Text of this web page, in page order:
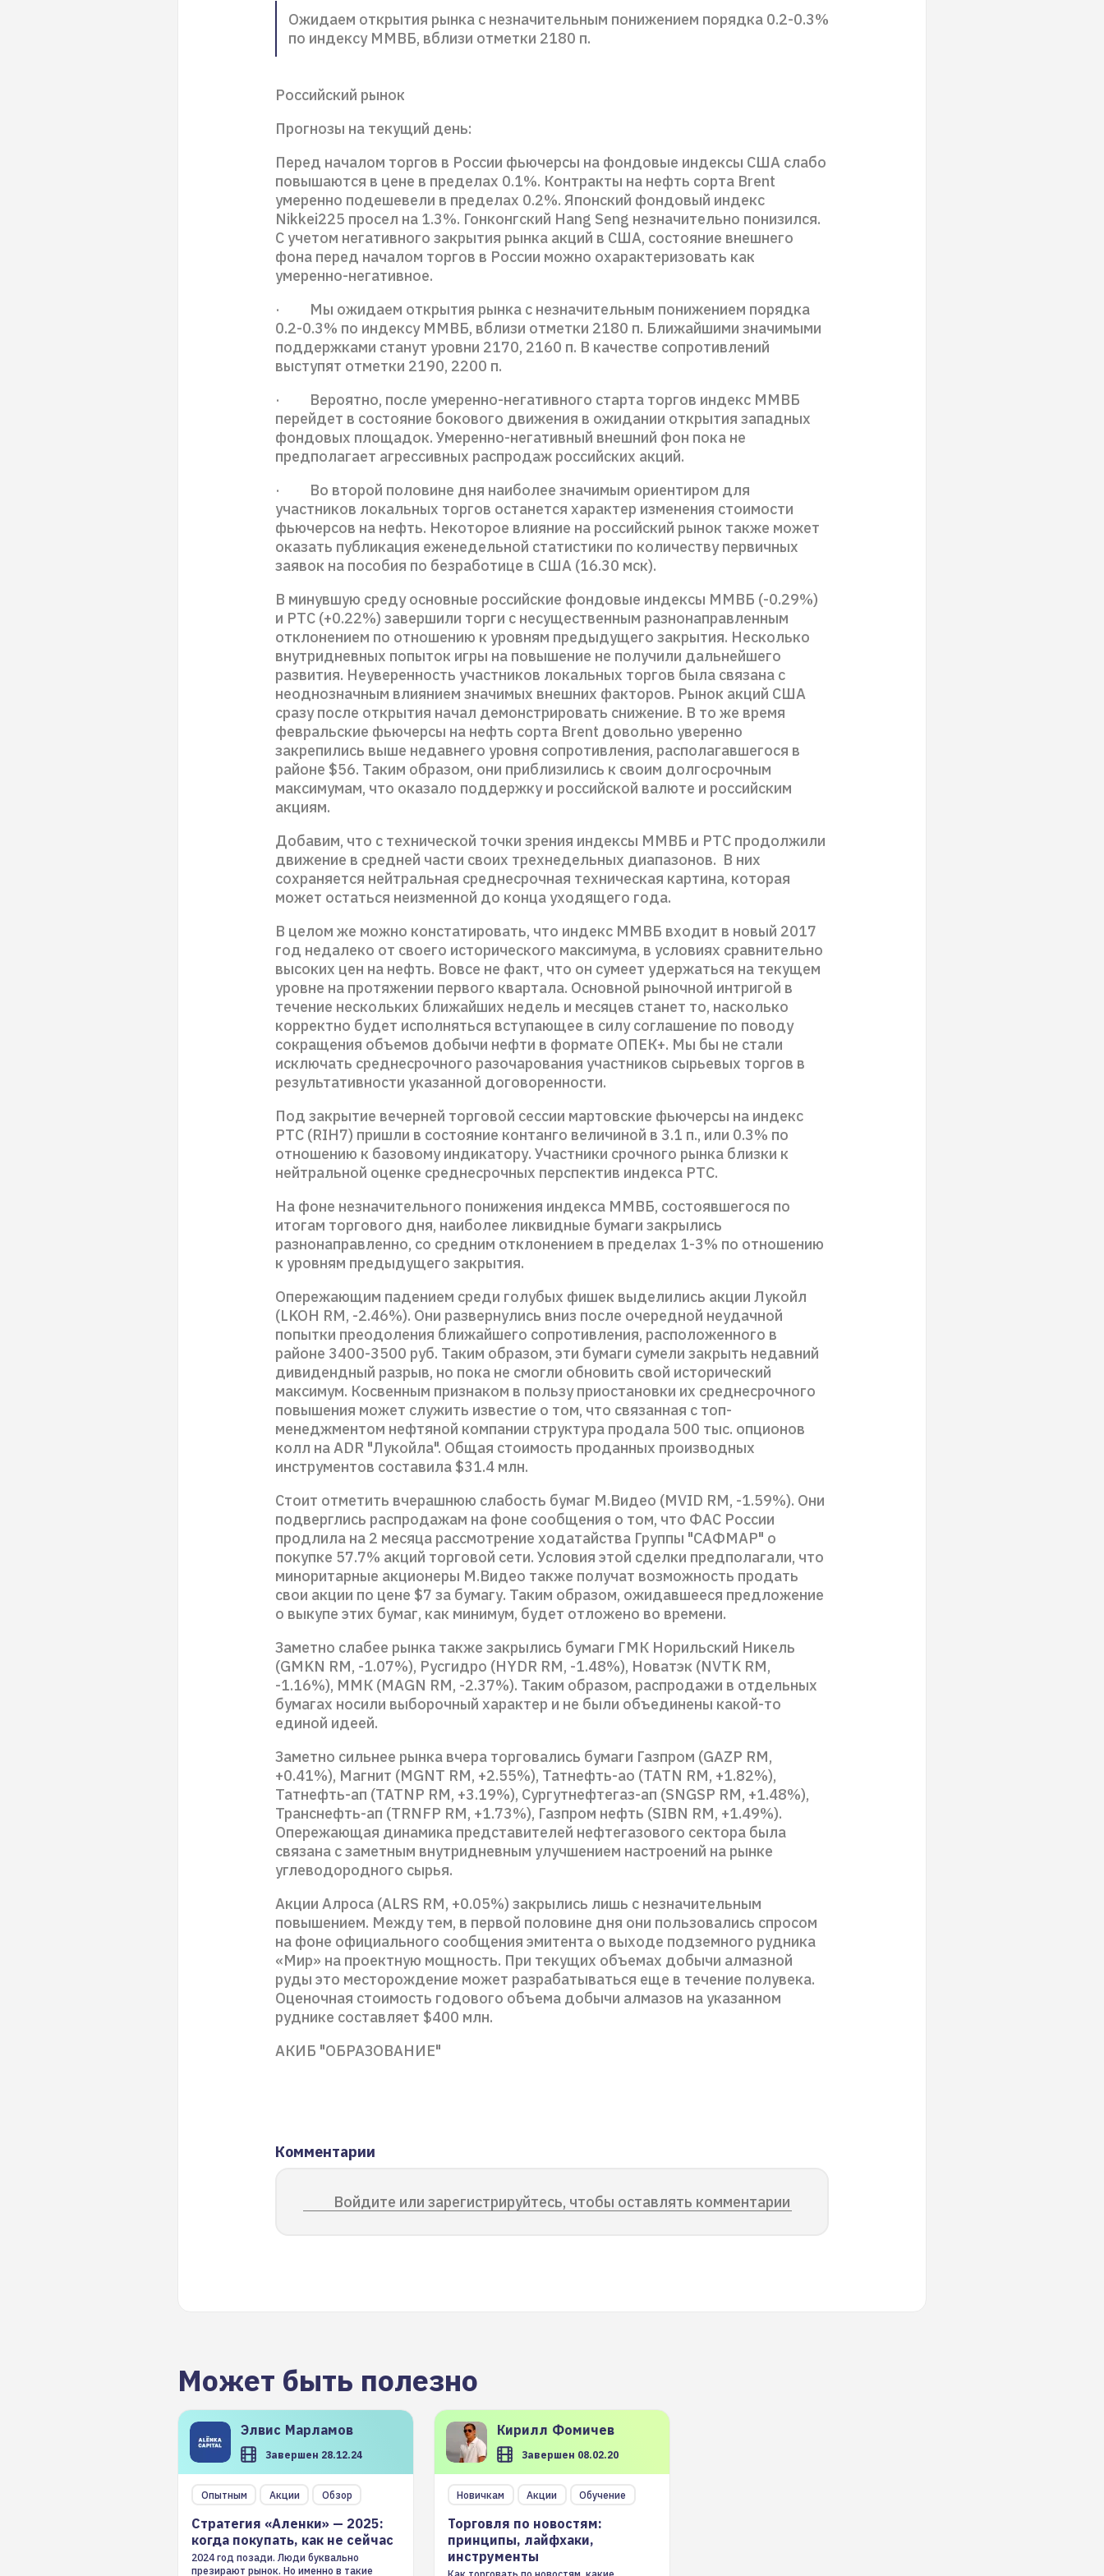
Ожидаем открытия рынка с незначительным понижением порядка 0.2-0.3%
по индексу ММВБ, вблизи отметки 2180 п.
Российский рынок
Прогнозы на текущий день:
Перед началом торгов в России фьючерсы на фондовые индексы США слабо
повышаются в цене в пределах 0.1%. Контракты на нефть сорта Brent
умеренно подешевели в пределах 0.2%. Японский фондовый индекс
Nikkei225 просел на 1.3%. Гонконгский Hang Seng незначительно понизился.
С учетом негативного закрытия рынка акций в США, состояние внешнего
фона перед началом торгов в России можно охарактеризовать как
умеренно-негативное.
· Мы ожидаем открытия рынка с незначительным понижением порядка
0.2-0.3% по индексу ММВБ, вблизи отметки 2180 п. Ближайшими значимыми
поддержками станут уровни 2170, 2160 п. В качестве сопротивлений
выступят отметки 2190, 2200 п.
· Вероятно, после умеренно-негативного старта торгов индекс ММВБ
перейдет в состояние бокового движения в ожидании открытия западных
фондовых площадок. Умеренно-негативный внешний фон пока не
предполагает агрессивных распродаж российских акций.
· Во второй половине дня наиболее значимым ориентиром для
участников локальных торгов останется характер изменения стоимости
фьючерсов на нефть. Некоторое влияние на российский рынок также может
оказать публикация еженедельной статистики по количеству первичных
заявок на пособия по безработице в США (16.30 мск).
В минувшую среду основные российские фондовые индексы ММВБ (-0.29%)
и РТС (+0.22%) завершили торги с несущественным разнонаправленным
отклонением по отношению к уровням предыдущего закрытия. Несколько
внутридневных попыток игры на повышение не получили дальнейшего
развития. Неуверенность участников локальных торгов была связана с
неоднозначным влиянием значимых внешних факторов. Рынок акций США
сразу после открытия начал демонстрировать снижение. В то же время
февральские фьючерсы на нефть сорта Brent довольно уверенно
закрепились выше недавнего уровня сопротивления, располагавшегося в
районе $56. Таким образом, они приблизились к своим долгосрочным
максимумам, что оказало поддержку и российской валюте и российским
акциям.
Добавим, что с технической точки зрения индексы ММВБ и РТС продолжили
движение в средней части своих трехнедельных диапазонов. В них
сохраняется нейтральная среднесрочная техническая картина, которая
может остаться неизменной до конца уходящего года.
В целом же можно констатировать, что индекс ММВБ входит в новый 2017
год недалеко от своего исторического максимума, в условиях сравнительно
высоких цен на нефть. Вовсе не факт, что он сумеет удержаться на текущем
уровне на протяжении первого квартала. Основной рыночной интригой в
течение нескольких ближайших недель и месяцев станет то, насколько
корректно будет исполняться вступающее в силу соглашение по поводу
сокращения объемов добычи нефти в формате ОПЕК+. Мы бы не стали
исключать среднесрочного разочарования участников сырьевых торгов в
результативности указанной договоренности.
Под закрытие вечерней торговой сессии мартовские фьючерсы на индекс
РТС (RIH7) пришли в состояние контанго величиной в 3.1 п., или 0.3% по
отношению к базовому индикатору. Участники срочного рынка близки к
нейтральной оценке среднесрочных перспектив индекса РТС.
На фоне незначительного понижения индекса ММВБ, состоявшегося по
итогам торгового дня, наиболее ликвидные бумаги закрылись
разнонаправленно, со средним отклонением в пределах 1-3% по отношению
к уровням предыдущего закрытия.
Опережающим падением среди голубых фишек выделились акции Лукойл
(LKOH RM, -2.46%). Они развернулись вниз после очередной неудачной
попытки преодоления ближайшего сопротивления, расположенного в
районе 3400-3500 руб. Таким образом, эти бумаги сумели закрыть недавний
дивидендный разрыв, но пока не смогли обновить свой исторический
максимум. Косвенным признаком в пользу приостановки их среднесрочного
повышения может служить известие о том, что связанная с топ-
менеджментом нефтяной компании структура продала 500 тыс. опционов
колл на ADR "Лукойла". Общая стоимость проданных производных
инструментов составила $31.4 млн.
Стоит отметить вчерашнюю слабость бумаг М.Видео (MVID RM, -1.59%). Они
подверглись распродажам на фоне сообщения о том, что ФАС России
продлила на 2 месяца рассмотрение ходатайства Группы "САФМАР" о
покупке 57.7% акций торговой сети. Условия этой сделки предполагали, что
миноритарные акционеры М.Видео также получат возможность продать
свои акции по цене $7 за бумагу. Таким образом, ожидавшееся предложение
о выкупе этих бумаг, как минимум, будет отложено во времени.
Заметно слабее рынка также закрылись бумаги ГМК Норильский Никель
(GMKN RM, -1.07%), Русгидро (HYDR RM, -1.48%), Новатэк (NVTK RM,
-1.16%), ММК (MAGN RM, -2.37%). Таким образом, распродажи в отдельных
бумагах носили выборочный характер и не были объединены какой-то
единой идеей.
Заметно сильнее рынка вчера торговались бумаги Газпром (GAZP RM,
+0.41%), Магнит (MGNТ RM, +2.55%), Татнефть-ао (TATN RM, +1.82%),
Татнефть-ап (TATNP RM, +3.19%), Сургутнефтегаз-ап (SNGSP RM, +1.48%),
Транснефть-ап (TRNFP RM, +1.73%), Газпром нефть (SIBN RM, +1.49%).
Опережающая динамика представителей нефтегазового сектора была
связана с заметным внутридневным улучшением настроений на рынке
углеводородного сырья.
Акции Алроса (ALRS RM, +0.05%) закрылись лишь с незначительным
повышением. Между тем, в первой половине дня они пользовались спросом
на фоне официального сообщения эмитента о выходе подземного рудника
«Мир» на проектную мощность. При текущих объемах добычи алмазной
руды это месторождение может разрабатываться еще в течение полувека.
Оценочная стоимость годового объема добычи алмазов на указанном
руднике составляет $400 млн.
АКИБ "ОБРАЗОВАНИЕ"
Комментарии
Войдите или зарегистрируйтесь, чтобы оставлять комментарии
Может быть полезно
Элвис Марламов
Завершен 28.12.24
Опытным Акции Обзор
Стратегия «Аленки» — 2025:
когда покупать, как не сейчас
2024 год позади. Люди буквально
презирают рынок. Но именно в такие
Кирилл Фомичев
Завершен 08.02.20
Новичкам Акции Обучение
Торговля по новостям:
принципы, лайфхаки,
инструменты